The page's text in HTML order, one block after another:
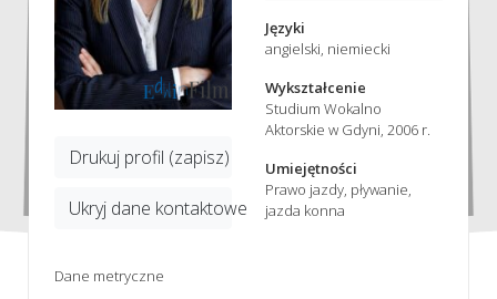
Drukuj profil (zapisz)
Ukryj dane kontaktowe
Języki
angielski, niemiecki
Wykształcenie
Studium Wokalno
Aktorskie w Gdyni, 2006 r.
Umiejętności
Prawo jazdy, pływanie,
jazda konna
Dane metryczne